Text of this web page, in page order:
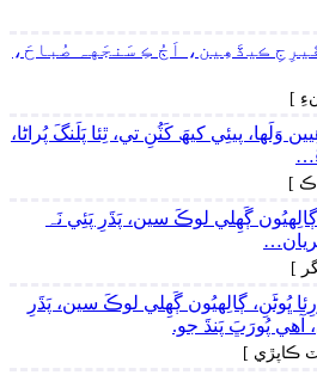
ڪيڏَھِين، اَڄُ ڪِ سَنجَهہ صُباحَ،
]
وَلَها، پيئِي کيھَ کَٽُنِ تي، ٿِئا پَلَنگَ پُراڻا،
]
ڳَھِلي لوڪَ سين، پَڌَرِ پَئِي نَہ
]
ڀُوڻَنِ، ڳالِهيُون ڳَھِلي لوڪَ سين، پَڌَرِ
پُورَڀَ پَنڌَ جو.
ڪاپڙي ]